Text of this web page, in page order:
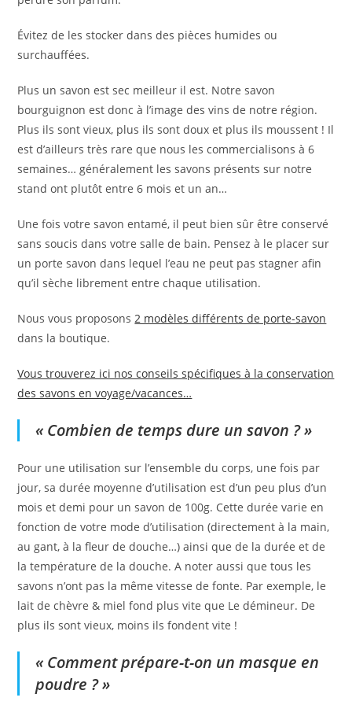
Évitez de les stocker dans des pièces humides ou
surchauffées.
Plus un savon est sec meilleur il est. Notre savon
bourguignon est donc à l’image des vins de notre région.
Plus ils sont vieux, plus ils sont doux et plus ils moussent ! Il
est d’ailleurs très rare que nous les commercialisons à 6
semaines… généralement les savons présents sur notre
stand ont plutôt entre 6 mois et un an…
Une fois votre savon entamé, il peut bien sûr être conservé
sans soucis dans votre salle de bain. Pensez à le placer sur
un porte savon dans lequel l’eau ne peut pas stagner afin
qu’il sèche librement entre chaque utilisation.
Nous vous proposons2 modèles différents de porte-savon
dans la boutique.
Vous trouverez ici nos conseils spécifiques à la conservation
des savons en voyage/vacances…
« Combien de temps dure un savon ? »
Pour une utilisation sur l’ensemble du corps, une fois par
jour, sa durée moyenne d’utilisation est d’un peu plus d’un
mois et demi pour un savon de 100g. Cette durée varie en
fonction de votre mode d’utilisation (directement à la main,
au gant, à la fleur de douche…) ainsi que de la durée et de
la température de la douche. A noter aussi que tous les
savons n’ont pas la même vitesse de fonte. Par exemple, le
lait de chèvre & miel fond plus vite que Le démineur. De
plus ils sont vieux, moins ils fondent vite !
« Comment prépare-t-on un masque en
poudre ? »